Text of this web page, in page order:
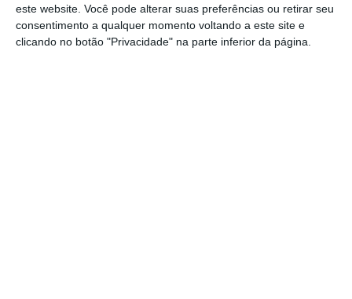
este website. Você pode alterar suas preferências ou retirar seu
consentimento a qualquer momento voltando a este site e
clicando no botão "Privacidade" na parte inferior da página.
Para além disso,
o diploma “foi ao encontro do
PS no 6.º escalão, fazendo uma redução